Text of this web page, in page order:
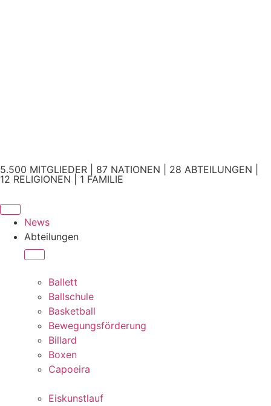
5.500 MITGLIEDER | 87 NATIONEN | 28 ABTEILUNGEN |
12 RELIGIONEN | 1 FAMILIE
News
Abteilungen
Ballett
Ballschule
Basketball
Bewegungsförderung
Billard
Boxen
Capoeira
Eiskunstlauf